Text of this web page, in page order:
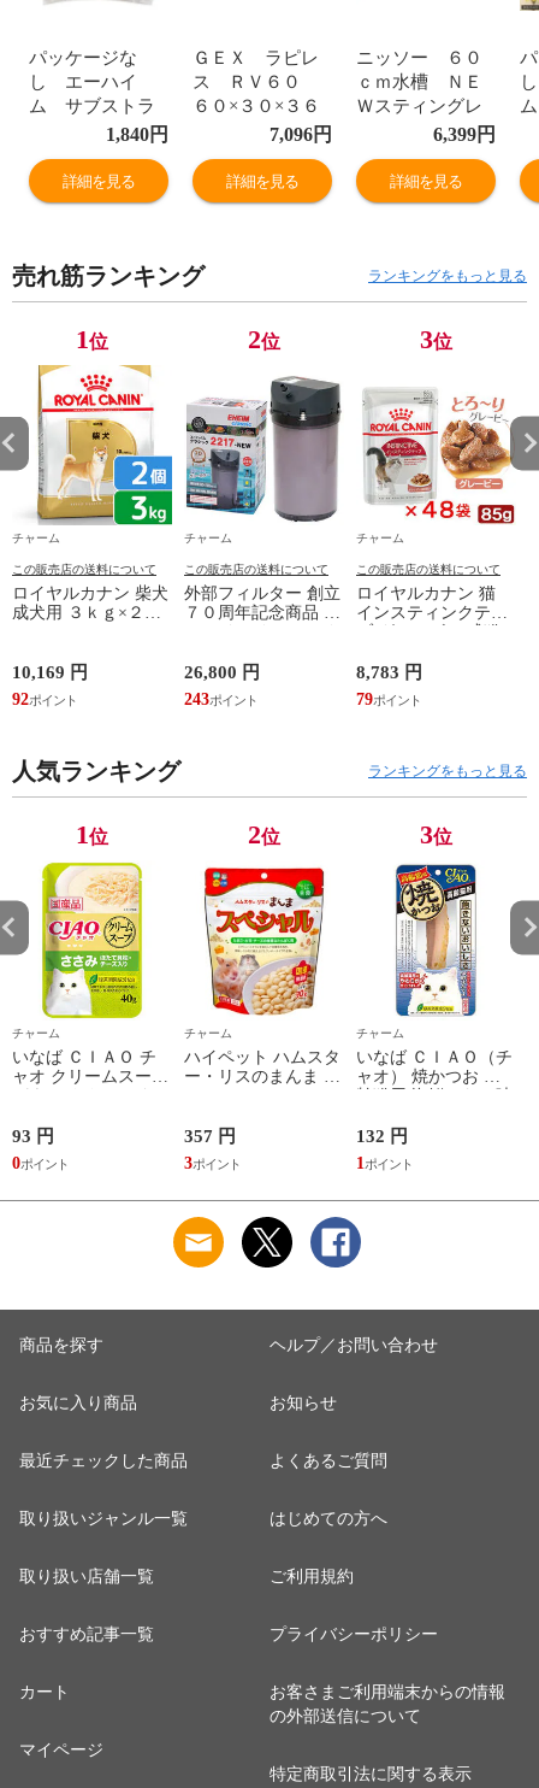
パッケージな
し エーハイ
ム サブストラ
ット プロ レ
関東当日便
1,840円
詳細を見る
ＧＥＸ ラピレ
ス ＲＶ６０
６０×３０×３６
ｃｍ ６０ｃｍ
フタなし お一
人様１点限り 関
7,096円
詳細を見る
ニッソー ６０
ｃｍ水槽 ＮＥ
Ｗスティングレ
ー ＮＳ－１０
無し お一人様
１点限り 関東当
6,399円
詳細を見る
売れ筋ランキング ランキングをもっと見る
1位
チャーム
この販売店の送料について
ロイヤルカナン 柴犬
成犬用 ３ｋｇ×２袋
お一人様２点限り 関
東当日便
10,169 円
92
2位
チャーム
この販売店の送料について
外部フィルター 創立
７０周年記念商品 エ
グレー ５０Ｈｚ 東
日本用 水槽 アクア
リウム 関東当日便
26,800 円
243
3位
チャーム
この販売店の送料について
ロイヤルカナン 猫
インスティンクティ
ブ グレービー 成猫
袋 お一人様１点限り
関東当日便
8,783 円
79
人気ランキング ランキングをもっと見る
1位
チャーム
いなば ＣＩＡＯ チ
ャオ クリームスープ
４０ｇ 猫 キャット
フード 関東当日便
93 円
0
2位
チャーム
ハイペット ハムスタ
ー・リスのまんま ス
東当日便
357 円
3
3位
チャーム
いなば ＣＩＡＯ（チ
ャオ） 焼かつお 高
当日便
132 円
1
商品を探す
お気に入り商品
最近チェックした商品
取り扱いジャンル一覧
取り扱い店舗一覧
おすすめ記事一覧
カート
マイページ
ヘルプ／お問い合わせ
お知らせ
よくあるご質問
はじめての方へ
ご利用規約
プライバシーポリシー
お客さまご利用端末からの情報
の外部送信について
特定商取引法に関する表示